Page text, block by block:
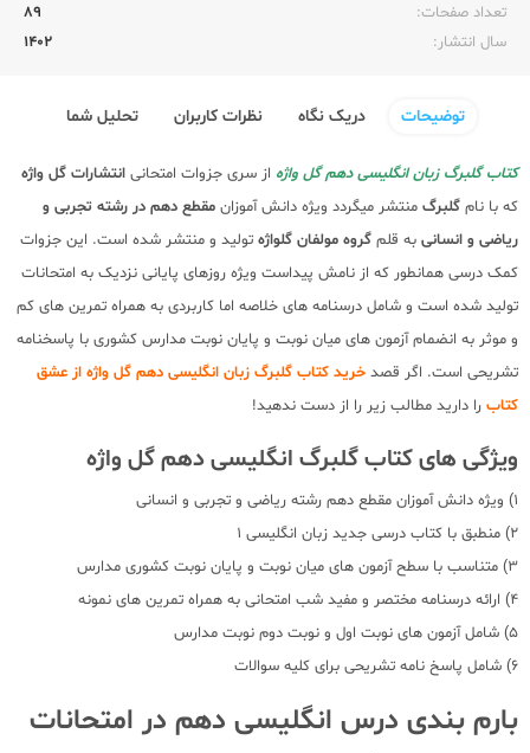
تعداد صفحات:‌
89
سال انتشار:‌
1402
توضیحات دریک نگاه نظرات کاربران تحلیل شما
کتاب گلبرگ زبان انگلیسی دهم گل واژه از سری جزوات امتحانی انتشارات گل واژه
که با نام گلبرگ منتشر میگردد ویژه دانش آموزان مقطع دهم در رشته تجربی و
ریاضی و انسانی به قلم گروه مولفان گلواژه تولید و منتشر شده است. این جزوات
کمک درسی همانطور که از نامش پیداست ویژه روزهای پایانی نزدیک به امتحانات
تولید شده است و شامل درسنامه های خلاصه اما کاربردی به همراه تمرین های کم
و موثر به انضمام آزمون های میان نوبت و پایان نوبت مدارس کشوری با پاسخنامه
تشریحی است. اگر قصد خرید کتاب گلبرگ زبان انگلیسی دهم گل واژه از عشق
کتاب را دارید مطالب زیر را از دست ندهید!
ویژگی های کتاب گلبرگ انگلیسی دهم گل واژه
1) ویژه دانش آموزان مقطع دهم رشته ریاضی و تجربی و انسانی
2) منطبق با کتاب درسی جدید زبان انگلیسی 1
3) متناسب با سطح آزمون های میان نوبت و پایان نوبت کشوری مدارس
4) ارائه درسنامه مختصر و مفید شب امتحانی به همراه تمرین های نمونه
5) شامل آزمون های نوبت اول و نوبت دوم نوبت مدارس
6) شامل پاسخ نامه تشریحی برای کلیه سوالات
بارم بندی درس انگلیسی دهم در امتحانات